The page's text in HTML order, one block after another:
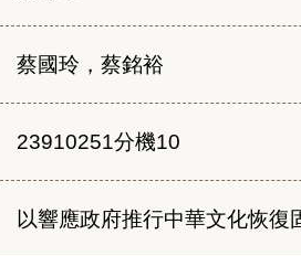
蔡國玲，蔡銘裕
23910251分機10
以響應政府推行中華文化恢